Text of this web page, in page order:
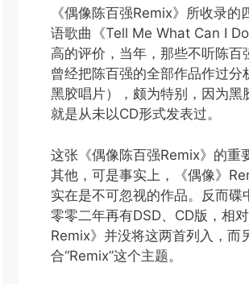
《偶像陈百强Remix》所收录
语歌曲《Tell Me What Can I
高的评价，当年，那些不听陈百
曾经把陈百强的全部作品作过分
黑胶唱片），颇为特别，因为黑
就是从未以CD形式发表过。
这张《偶像陈百强Remix》的重
其他，可是事实上，《偶像》
实在是不可忽视的作品。反而
零零二年再有DSD、CD版，相
Remix》并没将这两首列入，而
合“Remix”这个主题。